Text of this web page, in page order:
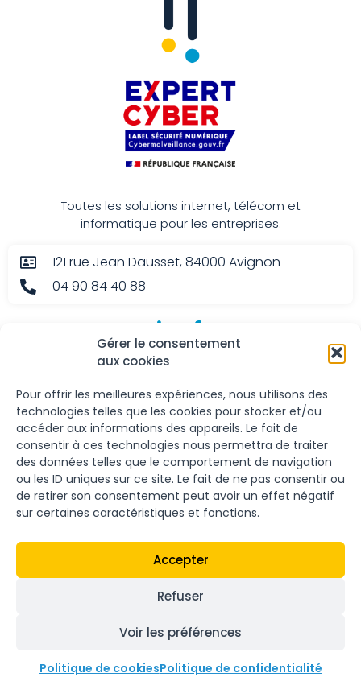
Gérer le consentement
aux cookies
Pour offrir les meilleures expériences, nous utilisons des
technologies telles que les cookies pour stocker et/ou
accéder aux informations des appareils. Le fait de
consentir à ces technologies nous permettra de traiter
des données telles que le comportement de navigation
ou les ID uniques sur ce site. Le fait de ne pas consentir ou
de retirer son consentement peut avoir un effet négatif
sur certaines caractéristiques et fonctions.
Accepter
Refuser
Voir les préférences
Politique de cookiesPolitique de confidentialité
Toutes les solutions internet, télécom et
informatique pour les entreprises.
121 rue Jean Dausset, 84000 Avignon
04 90 84 40 88
Nos services
Fibre et DSL
Back-up et 4G/5G
Téléphonie fixe
Téléphonie mobile
Cybersécurité
Le Groupe
Nous contacter
Nous découvrir
Plaquette de nos produits
Devenir partenaire